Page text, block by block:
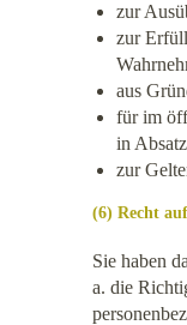
zur
zur
aus
für im
in
zur
(6) Recht
Sie haben
a. die